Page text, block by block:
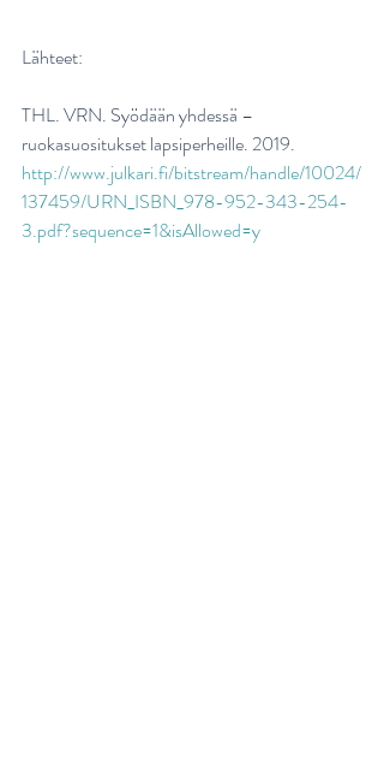
Lähteet:
THL. VRN. Syödään yhdessä –
ruokasuositukset lapsiperheille. 2019.
http://www.julkari.fi/bitstream/handle/10024/
137459/URN_ISBN_978-952-343-254-
3.pdf?sequence=1&isAllowed=y